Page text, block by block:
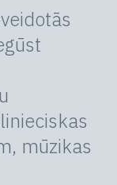
mūzikas